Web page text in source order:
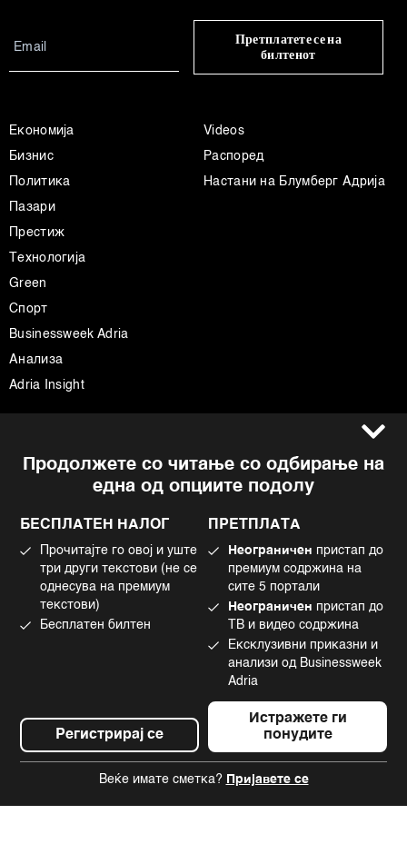
Продолжете со читање со одбирање на
една од опциите подолу
БЕСПЛАТЕН НАЛОГ
Прочитајте го овој и уште
три други текстови (не се
однесува на премиум
текстови)
Бесплатен билтен
Регистрирај се
ПРЕТПЛАТА
Неограничен пристап до
премиум содржина на
сите 5 портали
Неограничен пристап до
ТВ и видео содржина
Ексклузивни приказни и
анализи од Businessweek
Adria
Истражете ги
понудите
Веќе имате сметка? Пријавете се
Претплатете се на
билтенот
Економија
Бизнис
Политика
Пазари
Престиж
Технологија
Green
Спорт
Businessweek Adria
Анализа
Adria Insight
Videos
Распоред
Настани на Блумберг Адрија
Импресум
Политика на приватност
Употреба на вештачка интелигенција
Facebook
Instagram
Tiktok
©2022 - 2026 Bloomberg L.P. All Rights Reserved. BLOOMBERG and the
BLOOMBERG logo are registered trademarks and service marks of
Bloomberg Finance L.P. or its subsidiaries, displayed with permission
Bloomberg Adria is a Mtel Swiss SA Property
News CMS by Cubes